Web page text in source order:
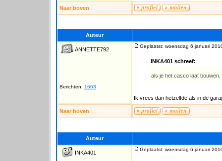
Naar boven
Auteur
ANNETTE792
Berichten: 1663
Geplaatst: woensdag 6 januari
INKA401 schreef:
als je het casco laat
Ik vrees dan hetzelfde als in de
Naar boven
Auteur
INKA401
Geplaatst: woensdag 6 januari